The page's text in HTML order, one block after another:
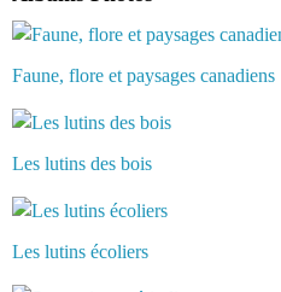
Faune, flore et paysages canadiens
Les lutins des bois
Les lutins écoliers